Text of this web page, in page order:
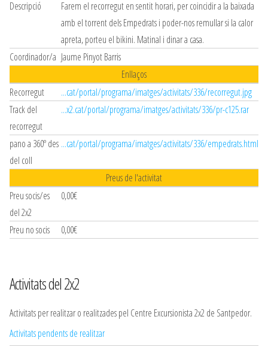
Descripció
Farem el recorregut en sentit horari, per coincidir a la baixada
amb el torrent dels Empedrats i poder-nos remullar si la calor
apreta, porteu el bikini. Matinal i dinar a casa.
Coordinador/a Jaume Pinyot Barris
Enllaços
Recorregut
...cat/portal/programa/imatges/activitats/336/recorregut.jpg
Track del
recorregut
...x2.cat/portal/programa/imatges/activitats/336/pr-c125.rar
pano a 360º des
del coll
...cat/portal/programa/imatges/activitats/336/empedrats.html
Preus de l'activitat
Preu socis/es
del 2x2
0,00€
Preu no socis 0,00€
Activitats del 2x2
Activitats per realitzar o realitzades pel Centre Excursionista 2x2 de Santpedor.
Activitats pendents de realitzar